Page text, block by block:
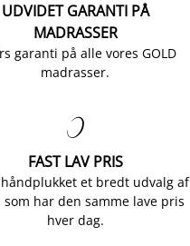
UDVIDET GARANTI PÅ
MADRASSER
garanti på alle vores GOLD
madrasser.

FAST LAV PRIS
et bredt udvalg af
som har den samme lave pris
hver dag.